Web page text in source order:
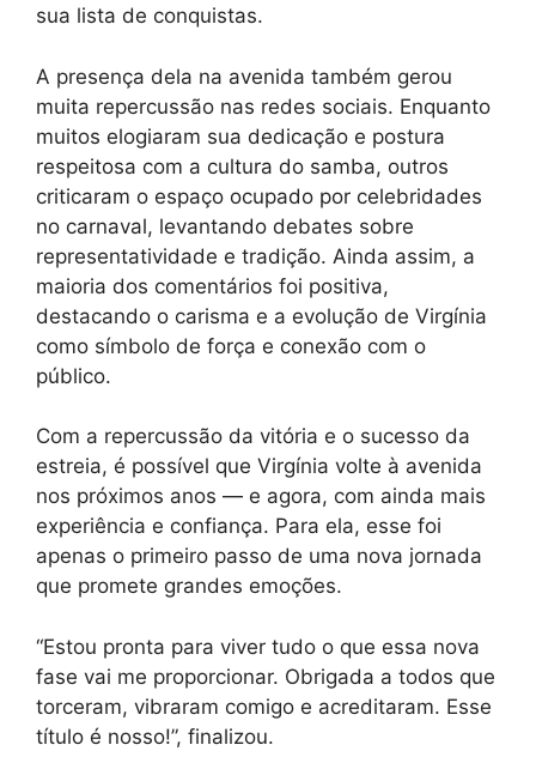
sua lista de conquistas.
A presença dela na avenida também gerou
muita repercussão nas redes sociais. Enquanto
muitos elogiaram sua dedicação e postura
respeitosa com a cultura do samba, outros
criticaram o espaço ocupado por celebridades
no carnaval, levantando debates sobre
representatividade e tradição. Ainda assim, a
maioria dos comentários foi positiva,
destacando o carisma e a evolução de Virgínia
como símbolo de força e conexão com o
público.
Com a repercussão da vitória e o sucesso da
estreia, é possível que Virgínia volte à avenida
nos próximos anos — e agora, com ainda mais
experiência e confiança. Para ela, esse foi
apenas o primeiro passo de uma nova jornada
que promete grandes emoções.
“Estou pronta para viver tudo o que essa nova
fase vai me proporcionar. Obrigada a todos que
torceram, vibraram comigo e acreditaram. Esse
título é nosso!”, finalizou.